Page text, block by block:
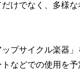
けでなく、多様
プサイクル楽器」
などでの使用を予